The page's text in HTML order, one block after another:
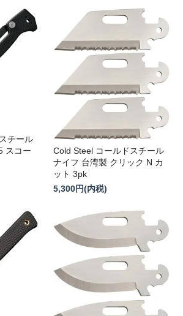
チール
スコー
Cold Steel コールドスチール
ナイフ 台湾製 クリック N カ
ット 3pk
5,300円(内税)